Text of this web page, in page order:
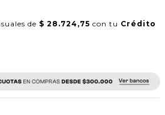
de $ 28.724,75 con tu Crédito